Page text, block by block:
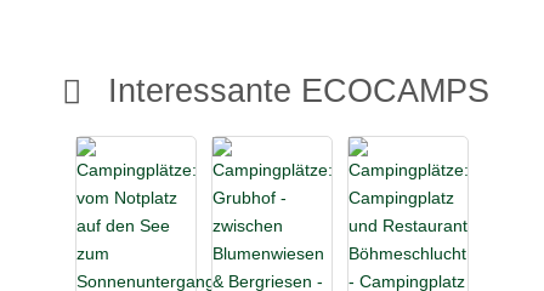
Interessante ECOCAMPS